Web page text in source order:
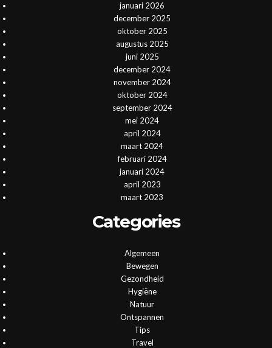
januari 2026
december 2025
oktober 2025
augustus 2025
juni 2025
december 2024
november 2024
oktober 2024
september 2024
mei 2024
april 2024
maart 2024
februari 2024
januari 2024
april 2023
maart 2023
Categories
Algemeen
Bewegen
Gezondheid
Hygiëne
Natuur
Ontspannen
Tips
Travel